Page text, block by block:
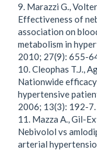
9. Marazzi G.,
Effectiveness of
association on
metabolism in
2010; 27(9): 655-
10. Cleophas T.J.,
Nationwide
hypertensive
2006; 13(3): 192-7.
11. Mazza A., Gil-
Nebivolol vs
arterial